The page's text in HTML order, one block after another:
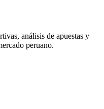
análisis de apuestas y
peruano.